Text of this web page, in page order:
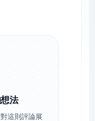
法
這則評論展